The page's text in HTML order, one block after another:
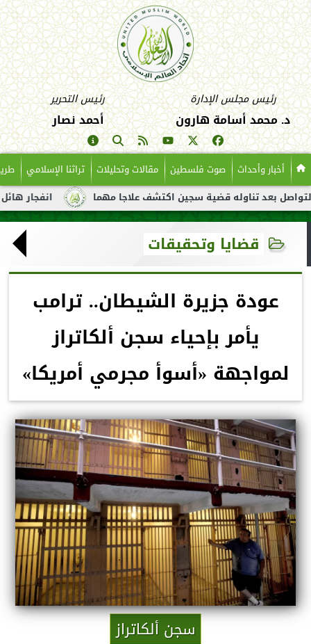
رئيس مجلس الإدارة
د. محمد أسامة هارون
رئيس التحرير
أحمد نصار
أخبار وأحداث صوت فلسطين مقالات وتحليلات تراثنا الإسلامي
انفجار هائل لناقلة تناوله قضية سجين اكتشف علاجا مهما
قضايا وتحقيقات
عودة جزيرة الشيطان.. ترامب
يأمر بإحياء سجن ألكاتراز
لمواجهة «أسوأ مجرمي أمريكا»
سجن ألكاتراز